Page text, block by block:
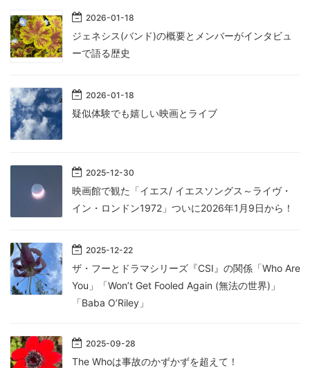
2026-01-18
ジェネシス(バンド)の概要とメンバーがインタビュ
ーで語る歴史
2026-01-18
疑似体験でも嬉しい映画とライブ
2025-12-30
映画館で観た「イエス/ イエスソングス～ライヴ・
イン・ロンドン1972」ついに2026年1月9日から！
2025-12-22
ザ・フーとドラマシリーズ『CSI』の関係「Who Are
You」「Won’t Get Fooled Again (無法の世界)」
「Baba O’Riley」
2025-09-28
The Whoは事故のかずかずを超えて！